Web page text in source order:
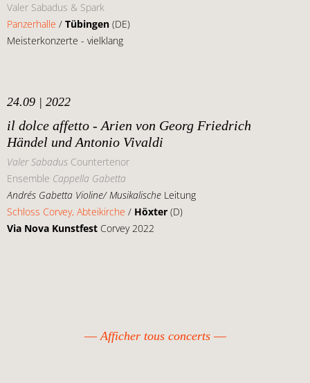
Valer Sabadus & Spark
Panzerhalle / Tübingen (DE)
Meisterkonzerte - vielklang
24.09 | 2022
il dolce affetto - Arien von Georg Friedrich
Händel und Antonio Vivaldi
Valer Sabadus Countertenor
Ensemble Cappella Gabetta
Andrés Gabetta Violine/ Musikalische Leitung
Schloss Corvey, Abteikirche / Höxter (D)
Via Nova Kunstfest Corvey 2022
Afficher tous concerts